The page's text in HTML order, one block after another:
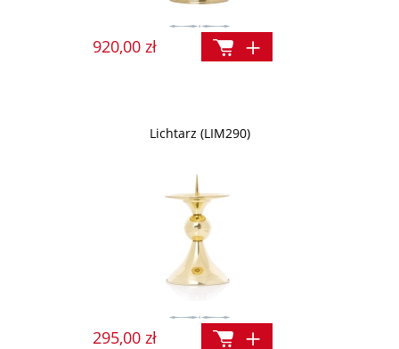
920,00 zł
Lichtarz (LIM290)
295,00 zł